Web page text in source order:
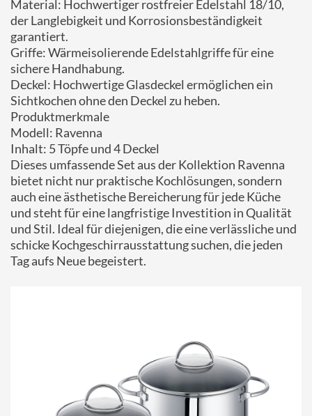
Material: Hochwertiger rostfreier Edelstahl 18/10,
der Langlebigkeit und Korrosionsbeständigkeit
garantiert.
Griffe: Wärmeisolierende Edelstahlgriffe für eine
sichere Handhabung.
Deckel: Hochwertige Glasdeckel ermöglichen ein
Sichtkochen ohne den Deckel zu heben.
Produktmerkmale
Modell: Ravenna
Inhalt: 5 Töpfe und 4 Deckel
Dieses umfassende Set aus der Kollektion Ravenna
bietet nicht nur praktische Kochlösungen, sondern
auch eine ästhetische Bereicherung für jede Küche
und steht für eine langfristige Investition in Qualität
und Stil. Ideal für diejenigen, die eine verlässliche und
schicke Kochgeschirrausstattung suchen, die jeden
Tag aufs Neue begeistert.